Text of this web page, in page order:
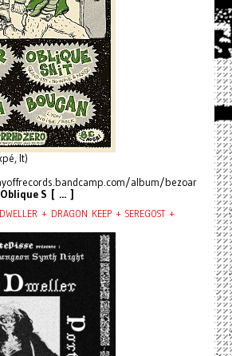
It)
album/bezoar
Oblique S [ ... ]
+ DRAGON KEEP + SEREGOST +